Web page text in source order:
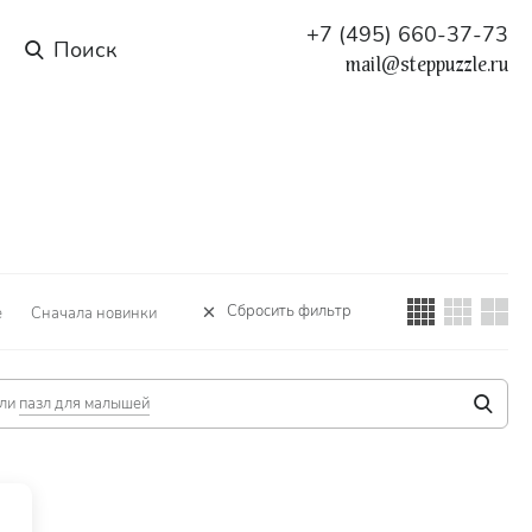
+7 (495) 660-37-73
mail@steppuzzle.ru
Сначала новинки Сбросить фильтр
пазл для малышей